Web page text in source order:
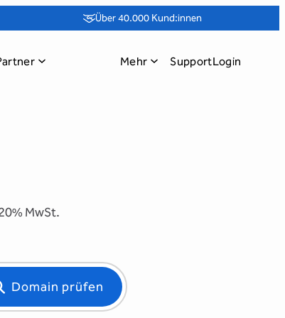
Über 40.000 Kund:innen
Mehr SupportLogin
MwSt.
Domain prüfen